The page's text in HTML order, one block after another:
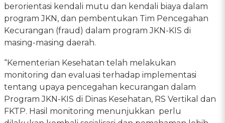
berorientasi kendali mutu dan kendali biaya dalam
program JKN, dan pembentukan Tim Pencegahan
Kecurangan (fraud) dalam program JKN-KIS di
masing-masing daerah.
“Kementerian Kesehatan telah melakukan
monitoring dan evaluasi terhadap implementasi
tentang upaya pencegahan kecurangan dalam
Program JKN-KIS di Dinas Kesehatan, RS Vertikal dan
FKTP. Hasil monitoring menunjukkan perlu